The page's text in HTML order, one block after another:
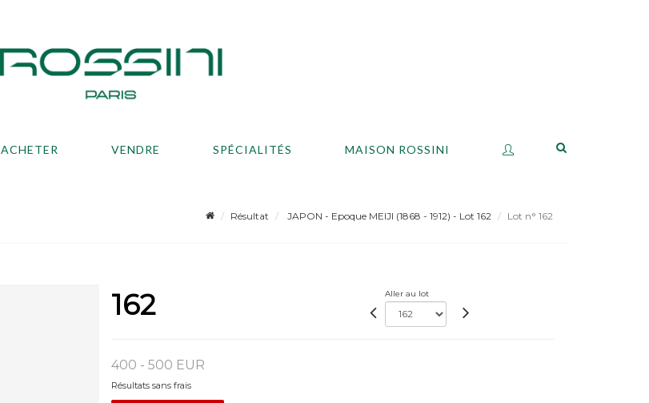
ACHETER VENDRE SPÉCIALITÉS MAISON ROSSINI
Résultat JAPON - Epoque MEIJI (1868 - 1912) - Lot 162 Lot n° 162
162 Aller au lot
400 - 500 EUR
Résultats sans frais